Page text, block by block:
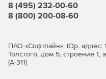
8 (495) 232-00-60
8 (800) 200-08-60
ПАО «Софтлайн». Юр. адрес:
Толстого, дом 5, строение
(А-311)